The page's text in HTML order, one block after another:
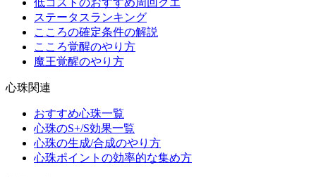
低コストのおすすめ周回クエ
ステータスランキング
こころの確定条件の解説
こころ覚醒のやり方
魔王覚醒のやり方
心珠関連
おすすめ心珠一覧
心珠のS+/S効果一覧
心珠の生成/合成のやり方
心珠ポイントの効率的な集め方